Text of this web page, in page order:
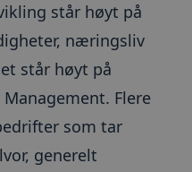
står høyt på
næringsliv
står høyt på
Flere
som tar
generelt